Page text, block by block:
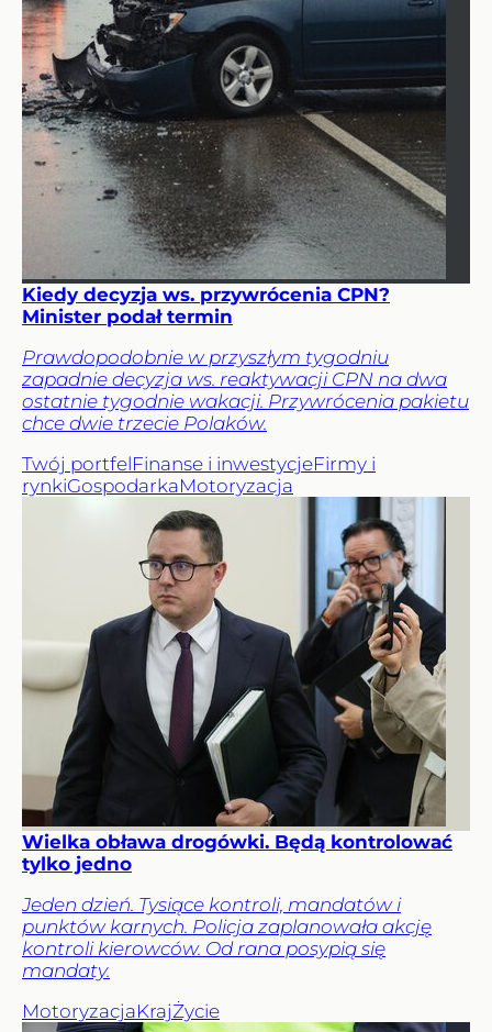
Kiedy decyzja ws. przywrócenia CPN?
Minister podał termin
Prawdopodobnie w przyszłym tygodniu
zapadnie decyzja ws. reaktywacji CPN na dwa
ostatnie tygodnie wakacji. Przywrócenia pakietu
chce dwie trzecie Polaków.
Twój portfelFinanse i inwestycjeFirmy i
rynkiGospodarkaMotoryzacja
Wielka obława drogówki. Będą kontrolować
tylko jedno
Jeden dzień. Tysiące kontroli, mandatów i
punktów karnych. Policja zaplanowała akcję
kontroli kierowców. Od rana posypią się
mandaty.
MotoryzacjaKrajŻycie